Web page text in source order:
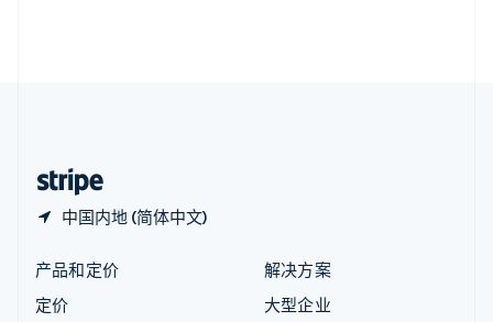
中国内地 (简体中文)
产品和定价
定价
解决方案
大型企业